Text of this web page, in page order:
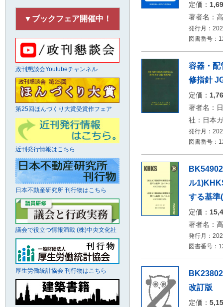
定価：
著者名：
発行月：
図書番号：
容器・配
修指針
定価：
著者名：
社：日本
発行月：
図書番号：
ル
する基準
定価：
著者名：
発行月：
図書番号：
改訂版
定価：
▼ブックフェア開催中！
政刊懇談会Youtubeチャンネル
第25回ほんづくり大賞受賞作フェア
近刊発行情報はこちら
日本不動産研究所 刊行物はこちら
議会で役立つ情報満載 (株)中央文化社
厚生労働統計協会 刊行物はこちら